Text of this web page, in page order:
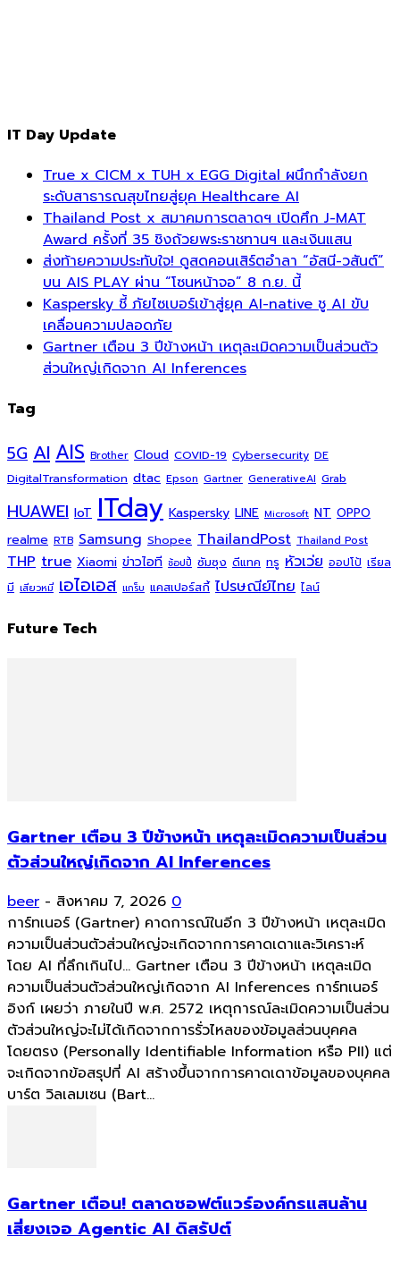
IT Day Update
True x CICM x TUH x EGG Digital ผนึกกำลังยก
ระดับสาธารณสุขไทยสู่ยุค Healthcare AI
Thailand Post x สมาคมการตลาดฯ เปิดศึก J-MAT
Award ครั้งที่ 35 ชิงถ้วยพระราชทานฯ และเงินแสน
ส่งท้ายความประทับใจ! ดูสดคอนเสิร์ตอำลา “อัสนี-วสันต์”
บน AIS PLAY ผ่าน “โซนหน้าจอ” 8 ก.ย. นี้
Kaspersky ชี้ ภัยไซเบอร์เข้าสู่ยุค AI-native ชู AI ขับ
เคลื่อนความปลอดภัย
Gartner เตือน 3 ปีข้างหน้า เหตุละเมิดความเป็นส่วนตัว
ส่วนใหญ่เกิดจาก AI Inferences
Tag
5G AI AIS Brother Cloud COVID-19 Cybersecurity DE
DigitalTransformation dtac Epson Gartner GenerativeAI Grab
HUAWEI IoT ITday Kaspersky LINE Microsoft NT OPPO
realme RTB Samsung Shopee ThailandPost Thailand Post
THP true Xiaomi ข่าวไอที ช้อปปี้ ซัมซุง ดีแทค ทรู หัวเว่ย ออปโป้ เรียล
มี เสียวหมี่ เอไอเอส แกร็บ แคสเปอร์สกี้ ไปรษณีย์ไทย ไลน์
Future Tech
Gartner เตือน 3 ปีข้างหน้า เหตุละเมิดความเป็นส่วน
ตัวส่วนใหญ่เกิดจาก AI Inferences
beer - สิงหาคม 7, 2026 0
การ์ทเนอร์ (Gartner) คาดการณ์ในอีก 3 ปีข้างหน้า เหตุละเมิด
ความเป็นส่วนตัวส่วนใหญ่จะเกิดจากการคาดเดาและวิเคราะห์
โดย AI ที่ลึกเกินไป... Gartner เตือน 3 ปีข้างหน้า เหตุละเมิด
ความเป็นส่วนตัวส่วนใหญ่เกิดจาก AI Inferences การ์ทเนอร์
อิงก์ เผยว่า ภายในปี พ.ศ. 2572 เหตุการณ์ละเมิดความเป็นส่วน
ตัวส่วนใหญ่จะไม่ได้เกิดจากการรั่วไหลของข้อมูลส่วนบุคคล
โดยตรง (Personally Identifiable Information หรือ PII) แต่
จะเกิดจากข้อสรุปที่ AI สร้างขึ้นจากการคาดเดาข้อมูลของบุคคล
บาร์ต วิลเลมเซน (Bart...
Gartner เตือน! ตลาดซอฟต์แวร์องค์กรแสนล้าน
เสี่ยงเจอ Agentic AI ดิสรัปต์